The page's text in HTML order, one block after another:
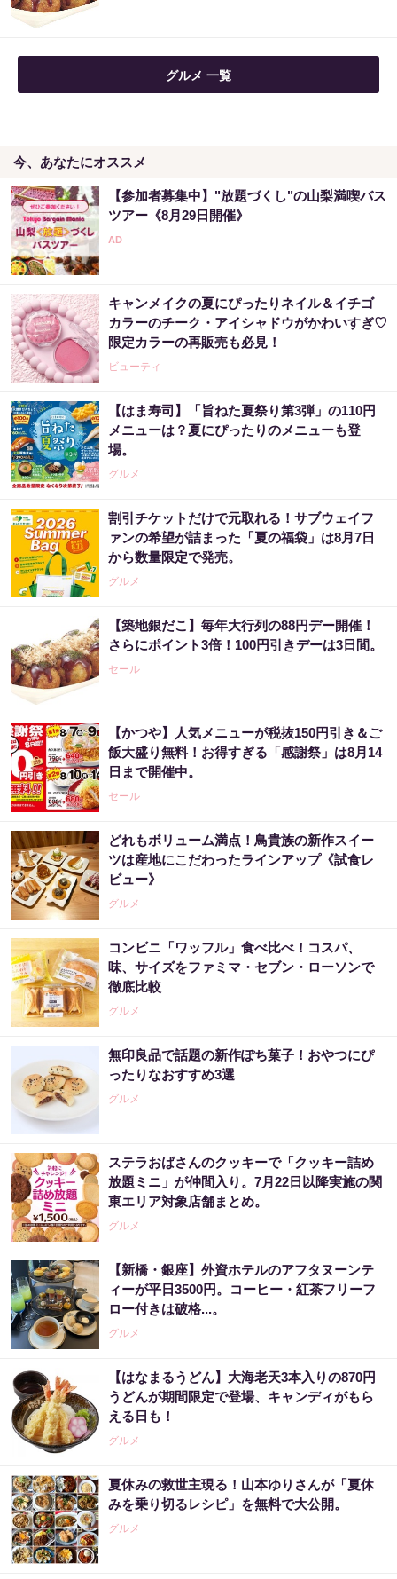
グルメ 一覧
今、あなたにオススメ
【参加者募集中】"放題づくし"の山梨満喫バス
ツアー《8月29日開催》
キャンメイクの夏にぴったりネイル＆イチゴ
カラーのチーク・アイシャドウがかわいすぎ♡
限定カラーの再販売も必見！
ビューティ
【はま寿司】「旨ねた夏祭り第3弾」の110円
メニューは？夏にぴったりのメニューも登
場。
グルメ
割引チケットだけで元取れる！サブウェイフ
ァンの希望が詰まった「夏の福袋」は8月7日
から数量限定で発売。
グルメ
【築地銀だこ】毎年大行列の88円デー開催！
さらにポイント3倍！100円引きデーは3日間。
セール
【かつや】人気メニューが税抜150円引き＆ご
飯大盛り無料！お得すぎる「感謝祭」は8月14
日まで開催中。
セール
どれもボリューム満点！鳥貴族の新作スイー
ツは産地にこだわったラインアップ《試食レ
ビュー》
グルメ
コンビニ「ワッフル」食べ比べ！コスパ、
味、サイズをファミマ・セブン・ローソンで
徹底比較
グルメ
無印良品で話題の新作ぽち菓子！おやつにぴ
ったりなおすすめ3選
グルメ
ステラおばさんのクッキーで「クッキー詰め
放題ミニ」が仲間入り。7月22日以降実施の関
東エリア対象店舗まとめ。
グルメ
【新橋・銀座】外資ホテルのアフタヌーンテ
ィーが平日3500円。コーヒー・紅茶フリーフ
ロー付きは破格...。
グルメ
【はなまるうどん】大海老天3本入りの870円
うどんが期間限定で登場、キャンディがもら
える日も！
グルメ
夏休みの救世主現る！山本ゆりさんが「夏休
みを乗り切るレシピ」を無料で大公開。
グルメ